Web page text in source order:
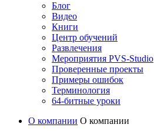
Блог
Видео
Книги
Центр обучений
Развлечения
Мероприятия PVS-Studio
Проверенные проекты
Примеры ошибок
Терминология
64-битные уроки
О компании О компании